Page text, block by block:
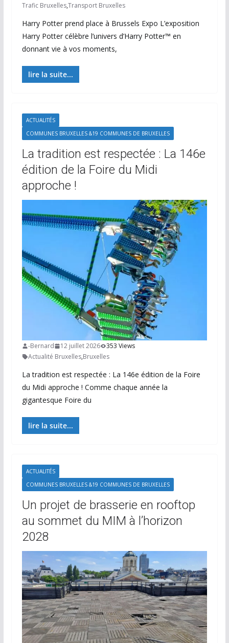
Trafic Bruxelles,Transport Bruxelles
Harry Potter prend place à Brussels Expo L’exposition
Harry Potter célèbre l’univers d’Harry Potter™ en
donnant vie à vos moments,
lire la suite...
ACTUALITÉS
COMMUNES BRUXELLES &19 COMMUNES DE BRUXELLES
La tradition est respectée : La 146e
édition de la Foire du Midi
approche !
-Bernard 12 juillet 2026
353 Views
Actualité Bruxelles,Bruxelles
La tradition est respectée : La 146e édition de la Foire
du Midi approche ! Comme chaque année la
gigantesque Foire du
lire la suite...
ACTUALITÉS
COMMUNES BRUXELLES &19 COMMUNES DE BRUXELLES
Un projet de brasserie en rooftop
au sommet du MIM à l’horizon
2028